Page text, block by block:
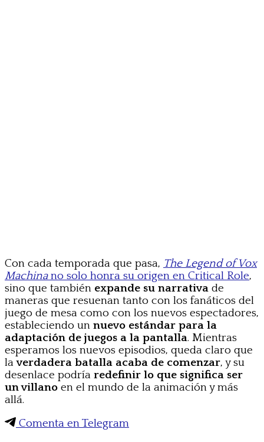
Con cada temporada que pasa, The Legend of Vox
Machinano solo honra su origen en Critical Role,
sino que también expande su narrativa de
maneras que resuenan tanto con los fanáticos del
juego de mesa como con los nuevos espectadores,
estableciendo un nuevo estándar para la
adaptación de juegos a la pantalla. Mientras
esperamos los nuevos episodios, queda claro que
laverdadera batalla acaba de comenzar, y su
desenlace podría redefinir lo que significa ser
un villano en el mundo de la animación y más
allá.
Comenta en Telegram